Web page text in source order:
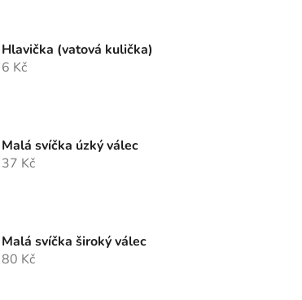
Hlavička (vatová kulička)
6 Kč
Malá svíčka úzký válec
37 Kč
Malá svíčka široký válec
80 Kč